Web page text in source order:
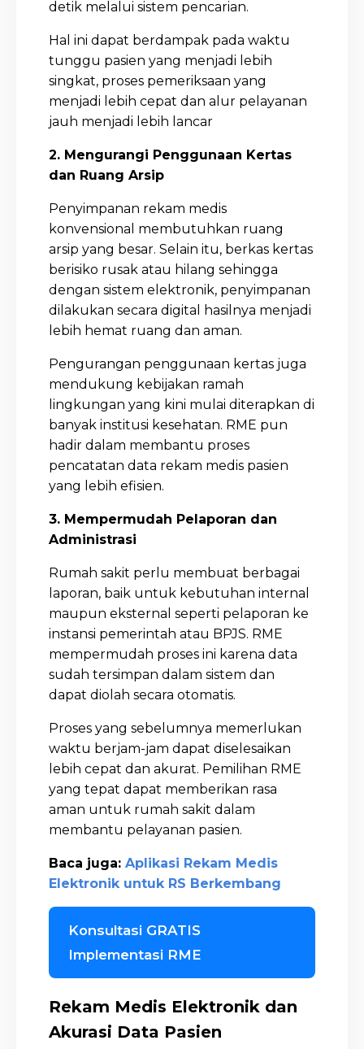
detik melalui sistem pencarian.
Hal ini dapat berdampak pada waktu
tunggu pasien yang menjadi lebih
singkat, proses pemeriksaan yang
menjadi lebih cepat dan alur pelayanan
jauh menjadi lebih lancar
2. Mengurangi Penggunaan Kertas
dan Ruang Arsip
Penyimpanan rekam medis
konvensional membutuhkan ruang
arsip yang besar. Selain itu, berkas kertas
berisiko rusak atau hilang sehingga
dengan sistem elektronik, penyimpanan
dilakukan secara digital hasilnya menjadi
lebih hemat ruang dan aman.
Pengurangan penggunaan kertas juga
mendukung kebijakan ramah
lingkungan yang kini mulai diterapkan di
banyak institusi kesehatan. RME pun
hadir dalam membantu proses
pencatatan data rekam medis pasien
yang lebih efisien.
3. Mempermudah Pelaporan dan
Administrasi
Rumah sakit perlu membuat berbagai
laporan, baik untuk kebutuhan internal
maupun eksternal seperti pelaporan ke
instansi pemerintah atau BPJS. RME
mempermudah proses ini karena data
sudah tersimpan dalam sistem dan
dapat diolah secara otomatis.
Proses yang sebelumnya memerlukan
waktu berjam-jam dapat diselesaikan
lebih cepat dan akurat. Pemilihan RME
yang tepat dapat memberikan rasa
aman untuk rumah sakit dalam
membantu pelayanan pasien.
Baca juga: Aplikasi Rekam Medis
Elektronik untuk RS Berkembang
Konsultasi GRATIS
Implementasi RME
Rekam Medis Elektronik dan
Akurasi Data Pasien